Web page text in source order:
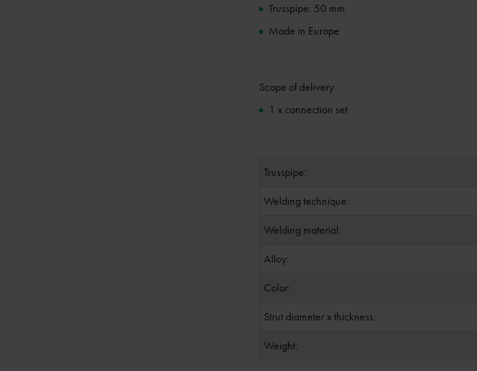
Trusspipe: 50 mm
Made in Europe
Scope of delivery
1 x connection set
Trusspipe:
Welding technique:
Welding material:
Alloy:
Color:
Strut diameter x thickness:
Weight: